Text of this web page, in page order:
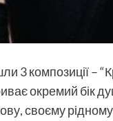
3 композиції –
окремий бік
своєму рідному